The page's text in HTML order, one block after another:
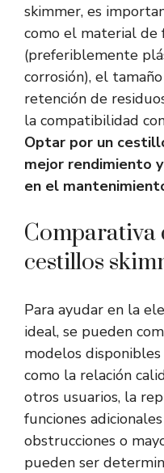
skimmer, es
como el material de
(preferiblemente
corrosión), el
retención de
la compatibilidad
Optar por un
mejor rendimiento
en el
Comparativa
cestillos
Para ayudar en la
ideal, se pueden
modelos
como la relación
otros usuarios, la
funciones
obstrucciones o
pueden ser